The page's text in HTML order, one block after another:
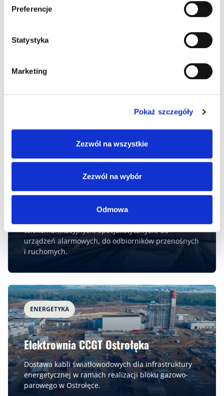
Preferencje
Statystyka
Marketing
Pokaż szczegóły
Zezwól na wszystkie
Zezwól na wybór
Odmowa
Projekt Olefiny III
ORLEN w Płocku.
Zajezdnia Kolejowa Chocianowice
Dostawa kabli i przewodów: energetyczneych,
telekomunikacyjnych, specjalistycznych, do
urządzeń alarmowych, do odbiorników przenośnych
i ruchomych.
ENERGETYKA
Elektrownia CCGT Ostrołęka
Dostawa kabli światłowodowych dla infrastruktury
energetycznej w ramach realizacji bloku gazowo-
parowego w Ostrołęce.